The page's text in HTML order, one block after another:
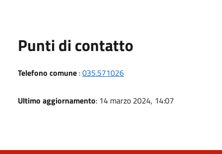
Punti di contatto
Telefono comune :035.571026
Ultimo aggiornamento: 14 marzo 2024, 14:07